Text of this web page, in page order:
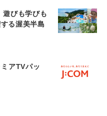
遊びも学びも
る渥美半島
アTVパッ